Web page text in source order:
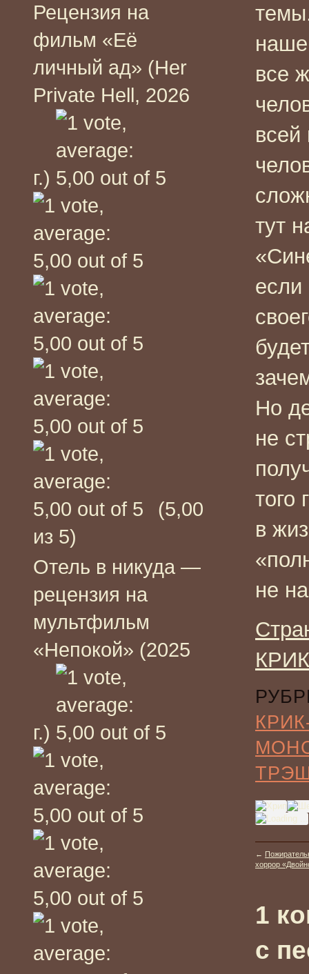
Рецензия на
фильм «Её
личный ад» (Her
Private Hell, 2026
г.)
(5,00
из 5)
Отель в никуда —
рецензия на
мультфильм
«Непокой» (2025
г.)
все
тут
если
Но
не
того
в
не
←
хоррор
1
с